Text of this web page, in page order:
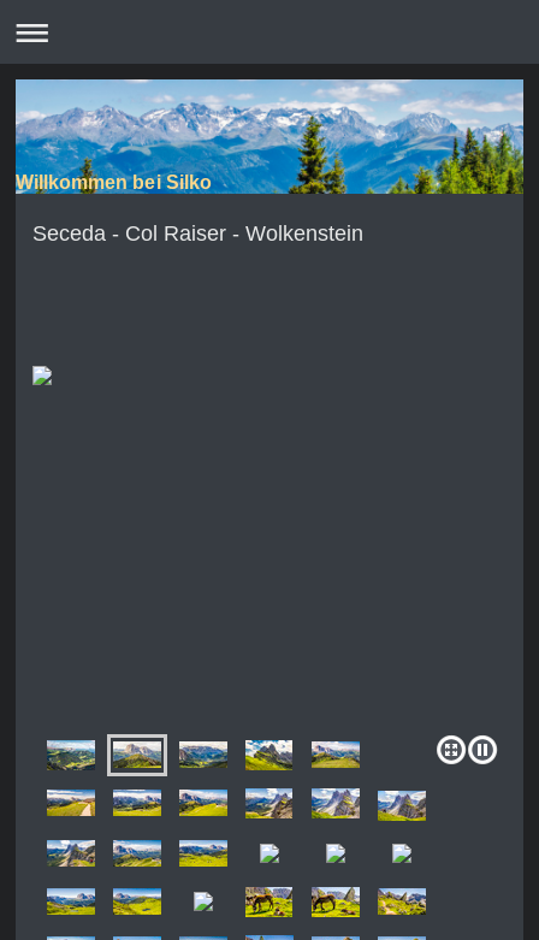
Willkommen bei Silko
Seceda - Col Raiser - Wolkenstein